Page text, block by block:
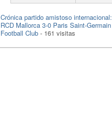
Crónica partido amistoso internacional:
RCD Mallorca 3-0 Paris Saint-Germain
Football Club - 161 visitas